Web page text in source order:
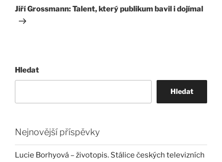
příspěvek
Jiří Grossmann: Talent, který publikum bavil i dojímal
Hledat
Hledat
Nejnovější příspěvky
Lucie Borhyová – životopis. Stálice českých televizních